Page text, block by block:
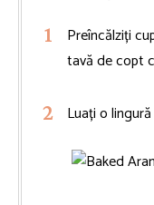
Preîncălziți
tavă de copt
Luați o